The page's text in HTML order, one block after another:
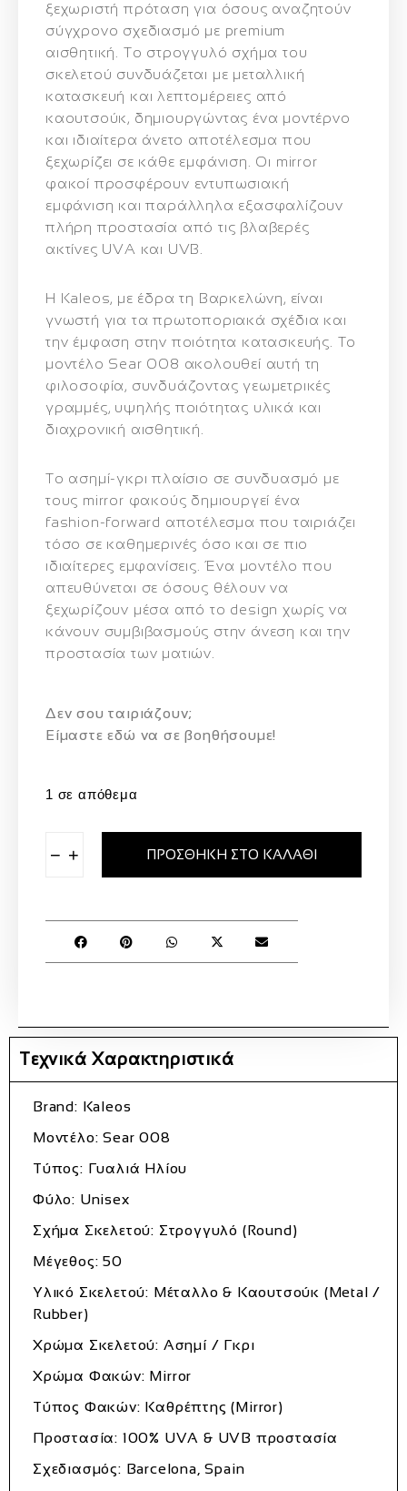
ξεχωριστή πρόταση για όσους αναζητούν
σύγχρονο σχεδιασμό με premium
αισθητική. Το στρογγυλό σχήμα του
σκελετού συνδυάζεται με μεταλλική
κατασκευή και λεπτομέρειες από
καουτσούκ, δημιουργώντας ένα μοντέρνο
και ιδιαίτερα άνετο αποτέλεσμα που
ξεχωρίζει σε κάθε εμφάνιση. Οι mirror
φακοί προσφέρουν εντυπωσιακή
εμφάνιση και παράλληλα εξασφαλίζουν
πλήρη προστασία από τις βλαβερές
ακτίνες UVA και UVB.
Η Kaleos, με έδρα τη Βαρκελώνη, είναι
γνωστή για τα πρωτοποριακά σχέδια και
την έμφαση στην ποιότητα κατασκευής. Το
μοντέλο Sear 008 ακολουθεί αυτή τη
φιλοσοφία, συνδυάζοντας γεωμετρικές
γραμμές, υψηλής ποιότητας υλικά και
διαχρονική αισθητική.
Το ασημί-γκρι πλαίσιο σε συνδυασμό με
τους mirror φακούς δημιουργεί ένα
fashion-forward αποτέλεσμα που ταιριάζει
τόσο σε καθημερινές όσο και σε πιο
ιδιαίτερες εμφανίσεις. Ένα μοντέλο που
απευθύνεται σε όσους θέλουν να
ξεχωρίζουν μέσα από το design χωρίς να
κάνουν συμβιβασμούς στην άνεση και την
προστασία των ματιών.
Δεν σου ταιριάζουν;
Eίμαστε εδώ να σε βοηθήσουμε!
1 σε απόθεμα
− + ΠΡΟΣΘΉΚΗ ΣΤΟ ΚΑΛΆΘΙ
Τεχνικά Χαρακτηριστικά
Brand: Kaleos
Μοντέλο: Sear 008
Τύπος: Γυαλιά Ηλίου
Φύλο: Unisex
Σχήμα Σκελετού: Στρογγυλό (Round)
Μέγεθος: 50
Υλικό Σκελετού: Μέταλλο & Καουτσούκ (Metal /
Rubber)
Χρώμα Σκελετού: Ασημί / Γκρι
Χρώμα Φακών: Mirror
Τύπος Φακών: Καθρέπτης (Mirror)
Προστασία: 100% UVA & UVB προστασία
Σχεδιασμός: Barcelona, Spain